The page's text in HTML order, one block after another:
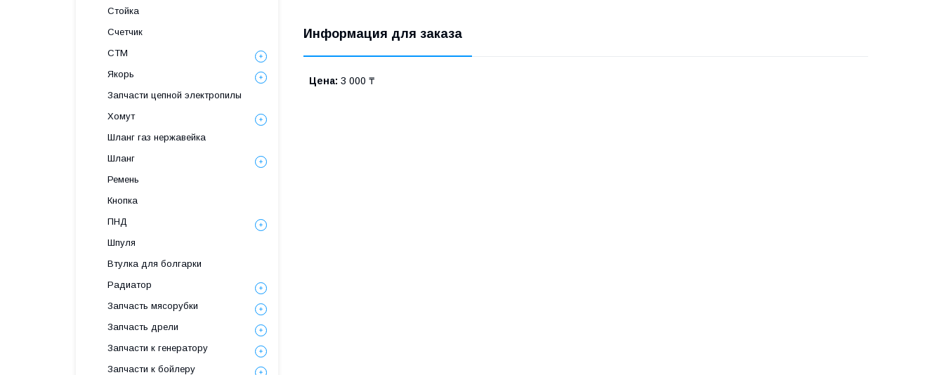
Информация для заказа
Цена: 3 000 ₸
Стойка
Счетчик
СТМ
Якорь
Запчасти цепной электропилы
Хомут
Шланг газ нержавейка
Шланг
Ремень
Кнопка
ПНД
Шпуля
Втулка для болгарки
Радиатор
Запчасть мясорубки
Запчасть дрели
Запчасти к генератору
Запчасти к бойлеру